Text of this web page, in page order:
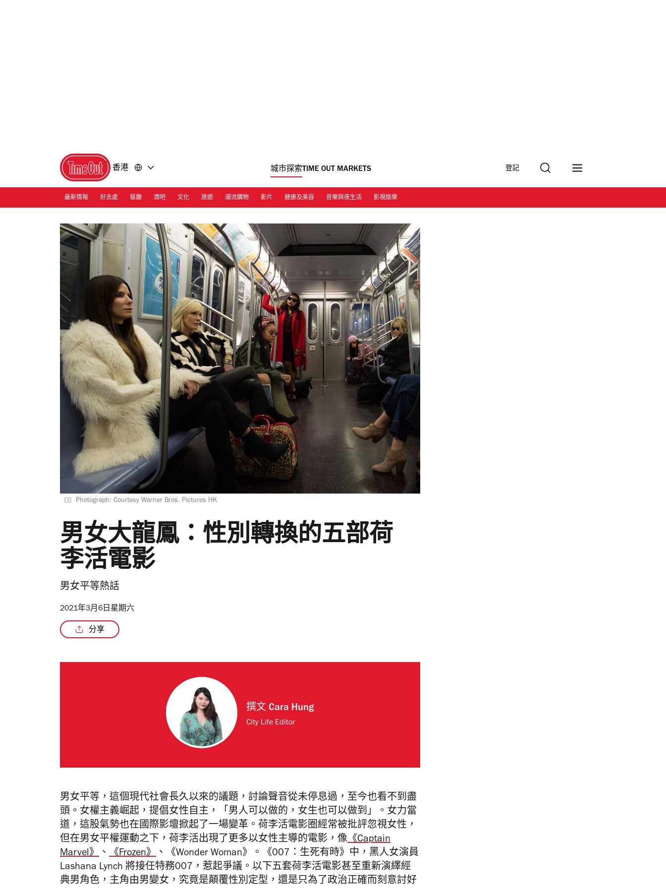
香港 城市探索TIME OUT MARKETS 登記
最新情報 好去處 餐廳 酒吧 文化 旅遊 潮流購物 影片 健康及美容 音樂與夜生活 影視娛樂
Photograph: Courtesy Warner Bros. Pictures HK
男女大龍鳳：性別轉換的五部荷
李活電影
男女平等熱話
2021年3月6日星期六
分享
撰文Cara Hung
City Life Editor
男女平等，這個現代社會長久以來的議題，討論聲音從未停息過，至今也看不到盡
頭。女權主義崛起，提倡女性自主，「男人可以做的，女生也可以做到」。女力當
道，這股氣勢也在國際影壇掀起了一場變革。荷李活電影圈經常被批評忽視女性，
但在男女平權運動之下，荷李活出現了更多以女性主導的電影，像《Captain
Marvel》 、 《Frozen》 、《Wonder Woman》。《007：生死有時》中，黑人女演員
Lashana Lynch 將接任特務007，惹起爭議。以下五套荷李活電影甚至重新演繹經
典男角色，主角由男變女，究竟是顛覆性別定型，還是只為了政治正確而刻意討好